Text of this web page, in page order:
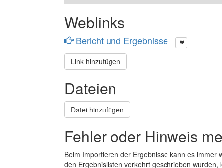
Weblinks
Bericht und Ergebnisse
Link hinzufügen
Dateien
Datei hinzufügen
Fehler oder Hinweis
Beim Importieren der Ergebnisse kann es
den Ergebnislisten verkehrt geschrieben